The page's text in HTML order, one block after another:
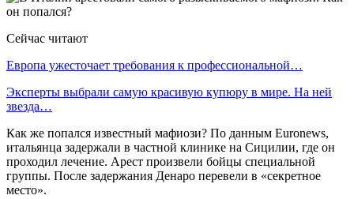
Сейчас читают
Европа ужесточает требования к профессиональной…
Эксперты выбрали самую красивую купюру в мире. На ней
звезда…
Как же попался известный мафиози? По данным Euronews,
итальянца задержали в частной клинике на Сицилии, где он
проходил лечение. Арест произвели бойцы специальной
группы. После задержания Денаро перевели в «секретное
место».